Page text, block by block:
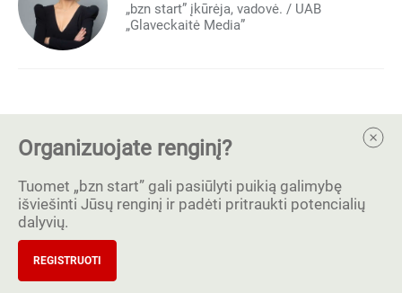
„bzn start” įkūrėja, vadovė. / UAB
„Glaveckaitė Media”
Organizuojate renginį?
Tuomet „bzn start” gali pasiūlyti puikią galimybę
išviešinti Jūsų renginį ir padėti pritraukti potencialių
dalyvių.
REGISTRUOTI